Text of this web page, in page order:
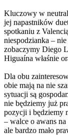
Kluczowy w
jej napastników
spotkaniu z
niespodzianka –
zobaczymy Diego
Higuaína właśnie
Dla obu
obie mają na nie
sytuacji są
nie będziemy już
pozycji i będziemy
– walce o awans
ale bardzo mało